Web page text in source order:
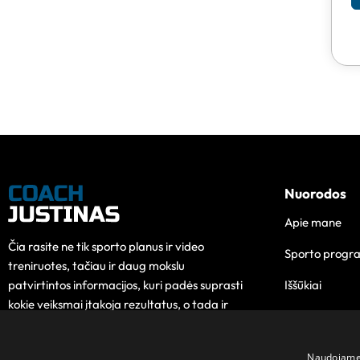
Čia rasite ne tik sporto planus ir video
treniruotes, tačiau ir daug mokslu
patvirtintos informacijos, kuri padės suprasti
kokie veiksmai įtakoja rezultatus, o tada ir
Nuorodos
Apie mane
Sporto
Iššūkiai